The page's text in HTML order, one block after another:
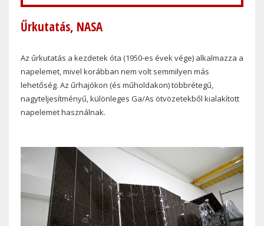
Űrkutatás, NASA
Az űrkutatás a kezdetek óta (1950-es évek vége) alkalmazza a
napelemet, mivel korábban nem volt semmilyen más
lehetőség. Az űrhajókon (és műholdakon) többrétegű,
nagyteljesítményű, különleges Ga/As ötvözetekből kialakított
napelemet használnak.